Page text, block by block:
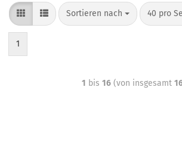
Sortieren nach 40 pro
1
1 bis 16(von insgesamt